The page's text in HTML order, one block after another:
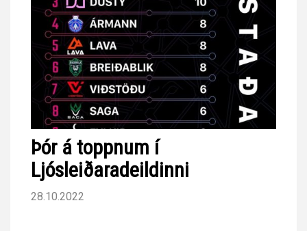
Þór á toppnum í
Ljósleiðaradeildinni
28.10.2022